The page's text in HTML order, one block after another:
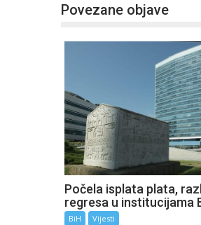
Povezane objave
Počela isplata plata,
regresa u institucijama
BiH Vijesti